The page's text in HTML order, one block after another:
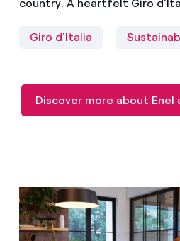
country. A heartfelt Giro
Giro d'Italia
Discover more about Enel